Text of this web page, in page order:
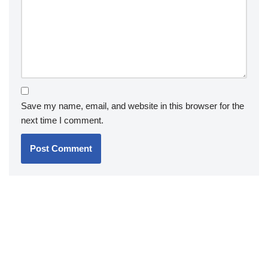
Save my name, email, and website in this browser for the
next time I comment.